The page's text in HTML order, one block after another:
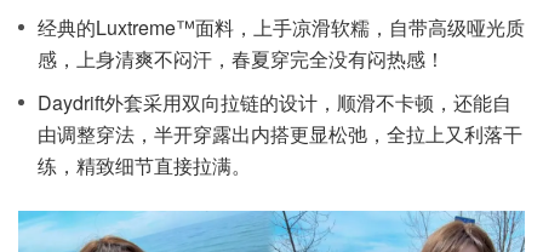
经典的Luxtreme™面料，上手凉滑软糯，自带高级哑光质
感，上身清爽不闷汗，春夏穿完全没有闷热感！
Daydrift外套采用双向拉链的设计，顺滑不卡顿，还能自
由调整穿法，半开穿露出内搭更显松弛，全拉上又利落干
练，精致细节直接拉满。